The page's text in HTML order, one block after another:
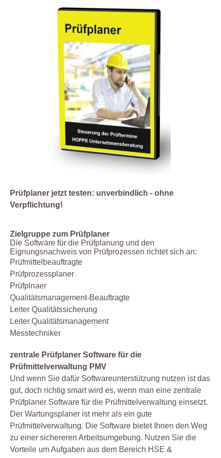
Prüfplaner jetzt testen: unverbindlich - ohne
Verpflichtung!
Zielgruppe zum Prüfplaner
Die Software für die Prüfplanung und den
Eignungsnachweis von Prüfprozessen richtet sich an:
Prüfmittelbeauftragte
Prüfprozessplaner
Prüfplnaer
Qualitätsmanagement-Beauftragte
Leiter Qualitätssicherung
Leiter Qualitätsmanagement
Messtechniker
zentrale Prüfplaner Software für die
Prüfmittelverwaltung PMV
Und wenn Sie dafür Softwareunterstützung nutzen ist das
gut, doch richtig smart wird es, wenn man eine zentrale
Prüfplaner Software für die Prüfmittelverwaltung einsetzt.
Der Wartungsplaner ist mehr als ein gute
Prüfmittelverwaltung. Die Software bietet Ihnen den Weg
zu einer sichereren Arbeitsumgebung. Nutzen Sie die
Vorteile um Aufgaben aus dem Bereich HSE &